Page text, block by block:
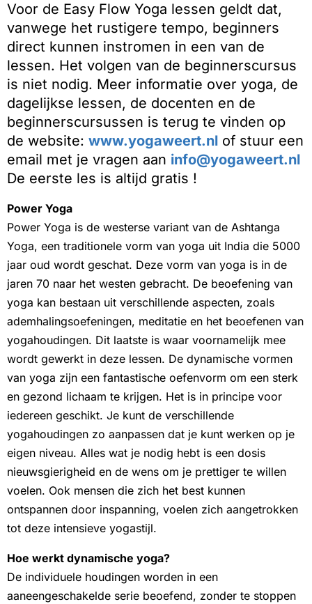
Voor de Easy Flow Yoga lessen geldt dat,
vanwege het rustigere tempo, beginners
direct kunnen instromen in een van de
lessen. Het volgen van de beginnerscursus
is niet nodig. Meer informatie over yoga, de
dagelijkse lessen, de docenten en de
beginnerscursussen is terug te vinden op
de website: www.yogaweert.nl of stuur een
email met je vragen aan info@yogaweert.nl
De eerste les is altijd gratis !
Power Yoga
Power Yoga is de westerse variant van de Ashtanga
Yoga, een traditionele vorm van yoga uit India die 5000
jaar oud wordt geschat. Deze vorm van yoga is in de
jaren 70 naar het westen gebracht. De beoefening van
yoga kan bestaan uit verschillende aspecten, zoals
ademhalingsoefeningen, meditatie en het beoefenen van
yogahoudingen. Dit laatste is waar voornamelijk mee
wordt gewerkt in deze lessen. De dynamische vormen
van yoga zijn een fantastische oefenvorm om een sterk
en gezond lichaam te krijgen. Het is in principe voor
iedereen geschikt. Je kunt de verschillende
yogahoudingen zo aanpassen dat je kunt werken op je
eigen niveau. Alles wat je nodig hebt is een dosis
nieuwsgierigheid en de wens om je prettiger te willen
voelen. Ook mensen die zich het best kunnen
ontspannen door inspanning, voelen zich aangetrokken
tot deze intensieve yogastijl.
Hoe werkt dynamische yoga?
De individuele houdingen worden in een
aaneengeschakelde serie beoefend, zonder te stoppen